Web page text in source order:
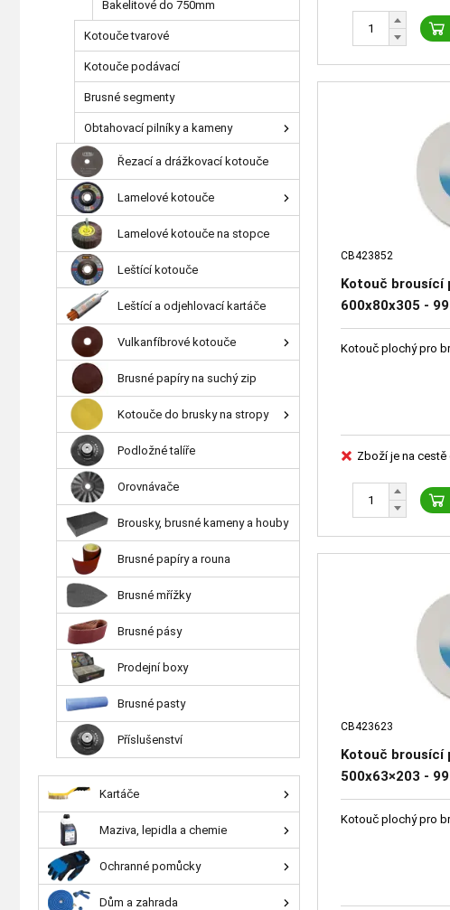
CB423852
Kotouč brousící
600x80x305 -
41651-2979
Kotouč plochý pro
Zboží je na
CB423623
Kotouč brousící
500x63×203 -
41651-0953
Kotouč plochý pro
Bakelitové do 750mm
Kotouče tvarové
Kotouče podávací
Brusné segmenty
Obtahovací pilníky a kameny
Řezací a drážkovací kotouče
Lamelové kotouče
Lamelové kotouče na stopce
Leštící kotouče
Leštící a odjehlovací kartáče
Vulkanfíbrové kotouče
Brusné papíry na suchý zip
Kotouče do brusky na stropy
Podložné talíře
Orovnávače
Brousky, brusné kameny a houby
Brusné papíry a rouna
Brusné mřížky
Brusné pásy
Prodejní boxy
Brusné pasty
Příslušenství
Kartáče
Maziva, lepidla a chemie
Ochranné pomůcky
Dům a zahrada